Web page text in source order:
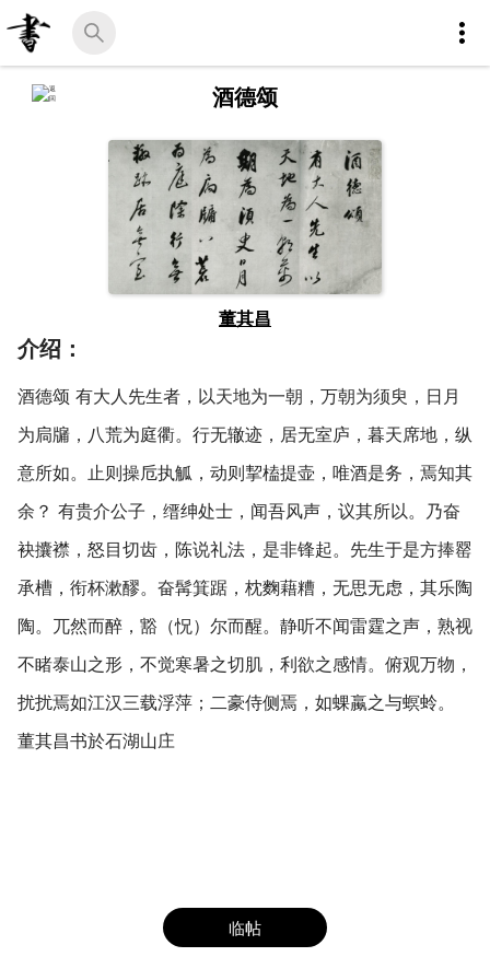
酒德颂
董其昌
介绍：
酒德颂 有大人先生者，以天地为一朝，万朝为须臾，日月
为扃牖，八荒为庭衢。行无辙迹，居无室庐，暮天席地，纵
意所如。止则操卮执觚，动则挈榼提壶，唯酒是务，焉知其
余？ 有贵介公子，缙绅处士，闻吾风声，议其所以。乃奋
袂攮襟，怒目切齿，陈说礼法，是非锋起。先生于是方捧罂
承槽，衔杯漱醪。奋髯箕踞，枕麴藉糟，无思无虑，其乐陶
陶。兀然而醉，豁（怳）尔而醒。静听不闻雷霆之声，熟视
不睹泰山之形，不觉寒暑之切肌，利欲之感情。俯观万物，
扰扰焉如江汉三载浮萍；二豪侍侧焉，如蜾蠃之与螟蛉。
董其昌书於石湖山庄
临帖